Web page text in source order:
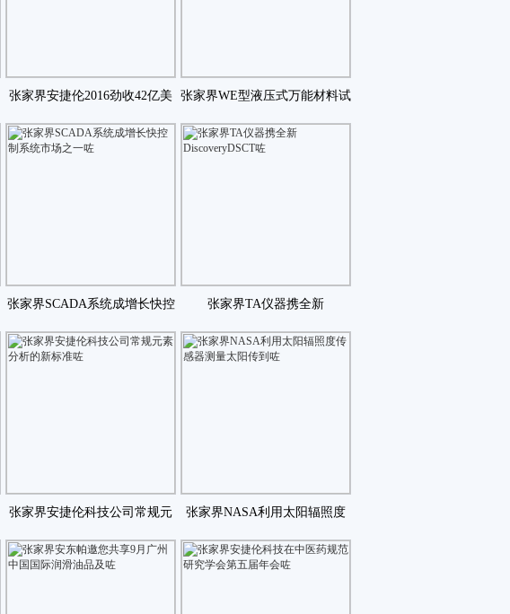
张家界安捷伦2016劲收42亿美
元连续七季度盈咗
张家界WE型液压式万能材料试
验机常见故障分析咗
张家界SCADA系统成增长快控
制系统市场之一咗
张家界TA仪器携全新
DiscoveryDSCT咗
张家界安捷伦科技公司常规元
素分析的新标准咗
张家界NASA利用太阳辐照度
传感器测量太阳传到咗